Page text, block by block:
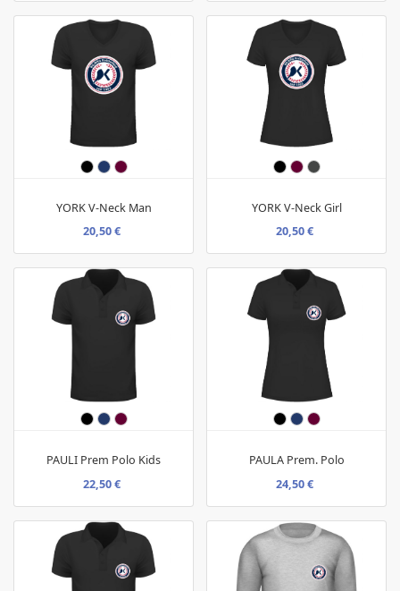
YORK V-Neck Man
20,50 €
YORK V-Neck Girl
20,50 €
PAULI Prem Polo Kids
22,50 €
PAULA Prem. Polo
24,50 €